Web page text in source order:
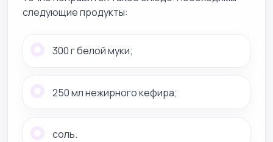
следующие продукты:
300 г белой муки;
250 мл нежирного кефира;
соль.